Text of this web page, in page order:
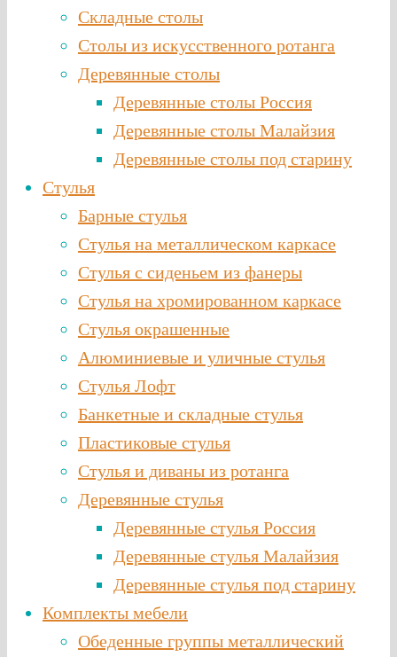
Складные столы
Столы из искусственного ротанга
Деревянные столы
Деревянные столы Россия
Деревянные столы Малайзия
Деревянные столы под старину
Стулья
Барные стулья
Стулья на металлическом каркасе
Стулья с сиденьем из фанеры
Стулья на хромированном каркасе
Стулья окрашенные
Алюминиевые и уличные стулья
Стулья Лофт
Банкетные и складные стулья
Пластиковые стулья
Стулья и диваны из ротанга
Деревянные стулья
Деревянные стулья Россия
Деревянные стулья Малайзия
Деревянные стулья под старину
Комплекты мебели
Обеденные группы металлический